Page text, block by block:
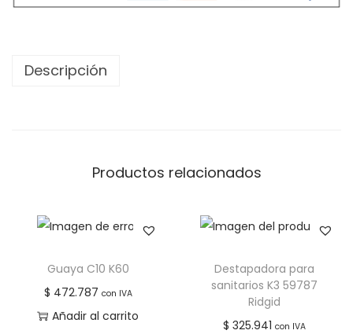
Descripción
Productos relacionados
Guaya C10 K60
$ 472.787 con IVA
Añadir al carrito
Destapadora para
sanitarios K3 59787
Ridgid
$ 325.941 con IVA